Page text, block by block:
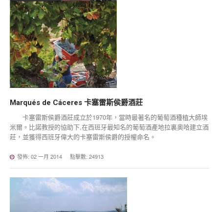
Marqués de Cáceres 卡塞雷斯侯爵酒莊
卡塞雷斯侯爵酒莊成立於1970年，當時最著名的葡萄酒種植大師埃
米爾。比諾教授的協助下,在西班牙最知名的葡萄酒產地拉裏奧哈建立酒
莊，並獲得西班牙偉大的卡塞雷斯侯爵的授權命名。
發佈: 02 一月 2014 點擊數: 24913